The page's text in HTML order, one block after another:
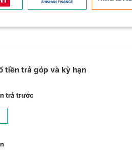
tiền trả góp và kỳ hạn
trả trước